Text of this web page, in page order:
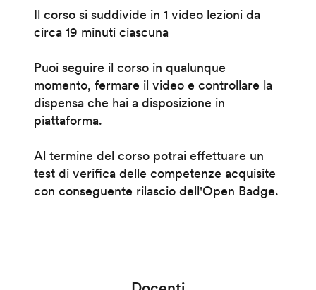
Il corso si suddivide in 1 video lezioni da
circa 19 minuti ciascuna
Puoi seguire il corso in qualunque
momento, fermare il video e controllare la
dispensa che hai a disposizione in
piattaforma.
Al termine del corso potrai effettuare un
test di verifica delle competenze acquisite
con conseguente rilascio dell'Open Badge.